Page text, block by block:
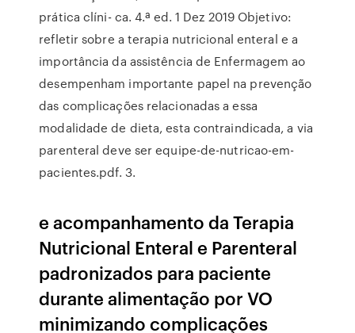
prática clíni- ca. 4.ª ed. 1 Dez 2019 Objetivo:
refletir sobre a terapia nutricional enteral e a
importância da assistência de Enfermagem ao
desempenham importante papel na prevenção
das complicações relacionadas a essa
modalidade de dieta, esta contraindicada, a via
parenteral deve ser equipe-de-nutricao-em-
pacientes.pdf. 3.
e acompanhamento da Terapia
Nutricional Enteral e Parenteral
padronizados para paciente
durante alimentação por VO
minimizando complicações